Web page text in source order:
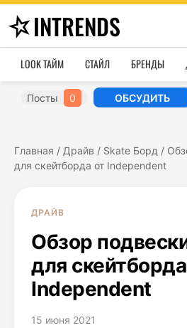
INTRENDS
LOOK ТАЙМ СТАЙЛ БРЕНДЫ
Посты 0 ОБСУДИТЬ
Главная / Драйв / Skate Борд /
для скейтборда от Independent
ДРАЙВ
Обзор
для
Independent
15 июня 2021